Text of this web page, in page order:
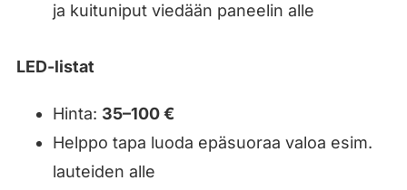
ja kuituniput viedään paneelin alle
LED-listat
Hinta: 35–100 €
Helppo tapa luoda epäsuoraa valoa esim.
lauteiden alle